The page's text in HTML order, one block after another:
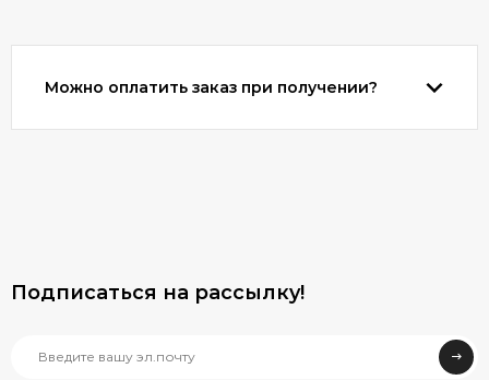
Можно оплатить заказ при получении?
Подписаться на рассылкy!